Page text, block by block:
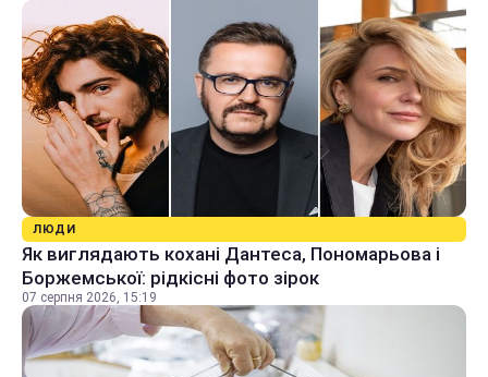
ЛЮДИ
Як виглядають кохані Дантеса, Пономарьова і
Боржемської: рідкісні фото зірок
07 серпня 2026, 15:19